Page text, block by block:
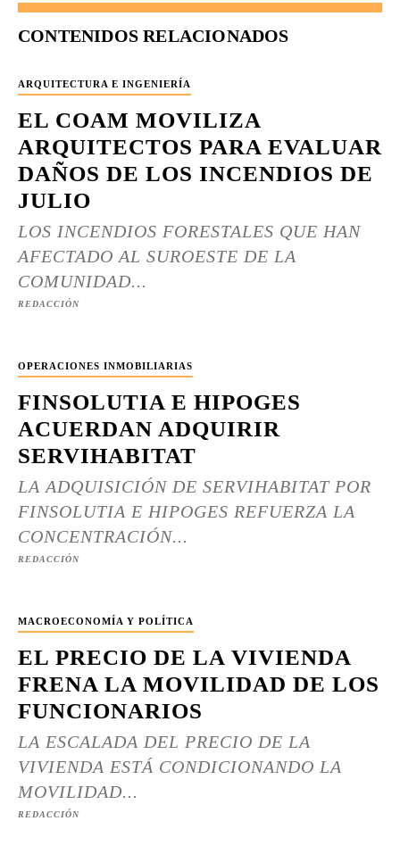
CONTENIDOS RELACIONADOS
ARQUITECTURA E INGENIERÍA
EL COAM MOVILIZA
ARQUITECTOS PARA EVALUAR
DAÑOS DE LOS INCENDIOS DE
JULIO
LOS INCENDIOS FORESTALES QUE HAN
AFECTADO AL SUROESTE DE LA
COMUNIDAD...
REDACCIÓN
OPERACIONES INMOBILIARIAS
FINSOLUTIA E HIPOGES
ACUERDAN ADQUIRIR
SERVIHABITAT
LA ADQUISICIÓN DE SERVIHABITAT POR
FINSOLUTIA E HIPOGES REFUERZA LA
CONCENTRACIÓN...
REDACCIÓN
MACROECONOMÍA Y POLÍTICA
EL PRECIO DE LA VIVIENDA
FRENA LA MOVILIDAD DE LOS
FUNCIONARIOS
LA ESCALADA DEL PRECIO DE LA
VIVIENDA ESTÁ CONDICIONANDO LA
MOVILIDAD...
REDACCIÓN